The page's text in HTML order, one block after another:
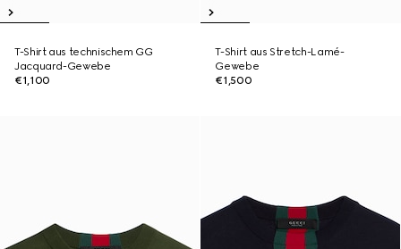
T-Shirt aus technischem GG
Jacquard-Gewebe
€1,100
T-Shirt aus Stretch-Lamé-
Gewebe
€1,500